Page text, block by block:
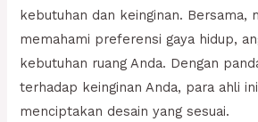
kebutuhan dan keinginan. Bersama,
memahami preferensi gaya hidup,
kebutuhan ruang Anda. Dengan
terhadap keinginan Anda, para ahli
menciptakan desain yang sesuai.